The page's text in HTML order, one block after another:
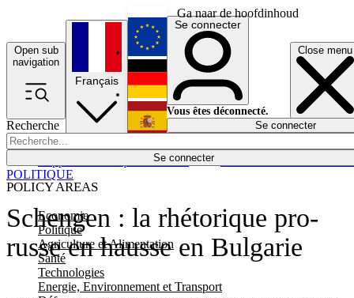
Ga naar de hoofdinhoud
Open sub
navigation
Close menu
Recherche
Se connecter
POLICY AREAS
Economie
Politique
Agriculture et Alimentation
Santé
Technologies
Energie, Environnement et Transport
Économie
Français
English
Deutsch
Español
Se connecter
Vous êtes déconnecté.
Se connecter
Schengen : la rhétorique pro-
russe en hausse en Bulgarie
POLITIQUE